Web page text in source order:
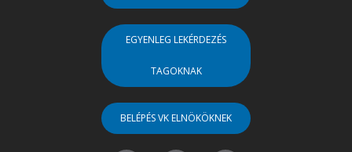
EGYENLEG LEKÉRDEZÉS
TAGOKNAK
BELÉPÉS VK ELNÖKÖKNEK